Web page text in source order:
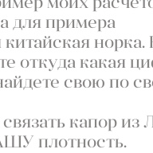
для примера
китайская норка.
откуда какая
свою по
капор
плотность.